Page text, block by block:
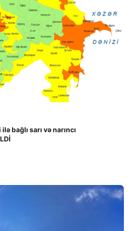
bağlı sarı və narıncı